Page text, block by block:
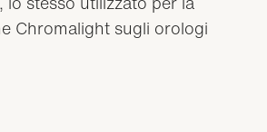
Chromalight sugli orologi